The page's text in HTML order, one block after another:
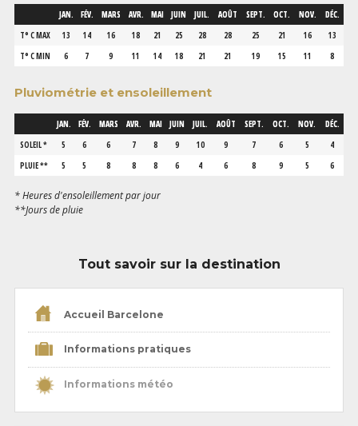
JAN. FÉV. MARS AVR. MAI JUIN JUIL. AOÛT SEPT. OCT. NOV.
DÉC.
T° C MAX
13 14 16 18 21 25 28 28 25 21 16
13
T° C MIN
6 7 9 11 14 18 21 21 19 15 11 8
Pluviométrie et ensoleillement
JAN. FÉV. MARS AVR. MAI JUIN JUIL. AOÛT SEPT. OCT. NOV.
DÉC.
SOLEIL *
5 6 6 7 8 9 10 9 7 6 5
4
PLUIE **
5 5 8 8 8 6 4 6 8 9 5 6
* Heures d'ensoleillement par jour
**Jours de pluie
Tout savoir sur la destination
Accueil Barcelone
Informations pratiques
Informations météo